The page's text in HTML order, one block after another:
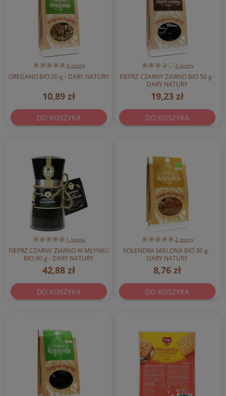
3 oceny
OREGANO BIO 20 g - DARY NATURY
10,89 zł
DO KOSZYKA
3 oceny
PIEPRZ CZARNY ZIARNO BIO 50 g -
DARY NATURY
19,23 zł
DO KOSZYKA
1 ocena
PIEPRZ CZARNY ZIARNO W MŁYNKU
BIO 90 g - DARY NATURY
42,88 zł
DO KOSZYKA
2 oceny
KOLENDRA MIELONA BIO 30 g -
DARY NATURY
8,76 zł
DO KOSZYKA